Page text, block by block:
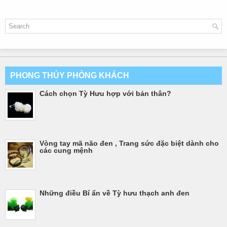
PHONG THỦY PHÒNG KHÁCH
Cách chọn Tỳ Hưu hợp với bản thân?
Vòng tay mã não đen , Trang sức đặc biệt dành cho
các cung mệnh
Những điều Bí ẩn về Tỳ hưu thạch anh đen